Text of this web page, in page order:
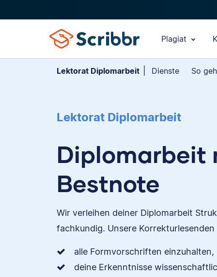
Plagiat
Lektorat Diplomarbeit Dienste So
Lektorat Diplomarbeit
Diplomarbeit
Bestnote
Wir verleihen deiner Diplomarbeit
fachkundig. Unsere
alle Formvorschriften einzuhalten,
deine Erkenntnisse